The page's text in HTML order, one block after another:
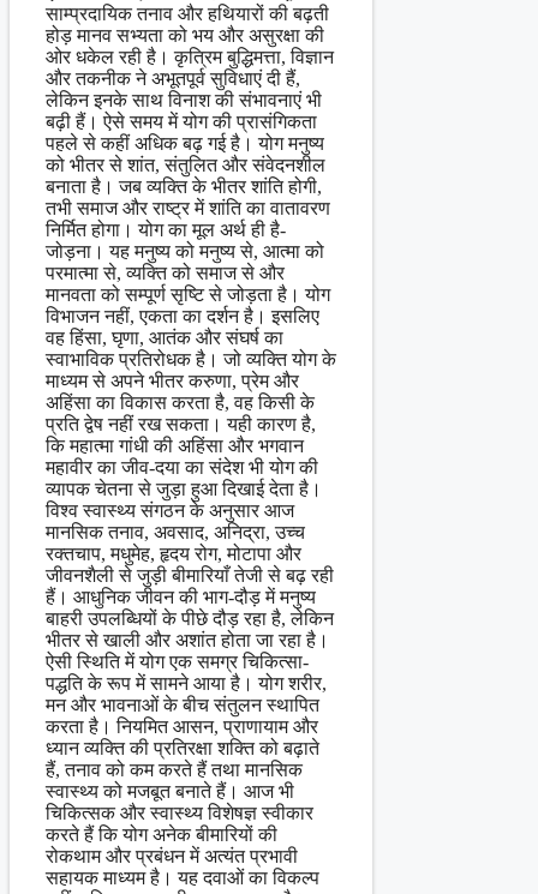
साम्प्रदायिक तनाव और हथियारों की बढ़ती
होड़ मानव सभ्यता को भय और असुरक्षा की
ओर धकेल रही है। कृत्रिम बुद्धिमत्ता, विज्ञान
और तकनीक ने अभूतपूर्व सुविधाएं दी हैं,
लेकिन इनके साथ विनाश की संभावनाएं भी
बढ़ी हैं। ऐसे समय में योग की प्रासंगिकता
पहले से कहीं अधिक बढ़ गई है। योग मनुष्य
को भीतर से शांत, संतुलित और संवेदनशील
बनाता है। जब व्यक्ति के भीतर शांति होगी,
तभी समाज और राष्ट्र में शांति का वातावरण
निर्मित होगा। योग का मूल अर्थ ही है-
जोड़ना। यह मनुष्य को मनुष्य से, आत्मा को
परमात्मा से, व्यक्ति को समाज से और
मानवता को सम्पूर्ण सृष्टि से जोड़ता है। योग
विभाजन नहीं, एकता का दर्शन है। इसलिए
वह हिंसा, घृणा, आतंक और संघर्ष का
स्वाभाविक प्रतिरोधक है। जो व्यक्ति योग के
माध्यम से अपने भीतर करुणा, प्रेम और
अहिंसा का विकास करता है, वह किसी के
प्रति द्वेष नहीं रख सकता। यही कारण है,
कि महात्मा गांधी की अहिंसा और भगवान
महावीर का जीव-दया का संदेश भी योग की
व्यापक चेतना से जुड़ा हुआ दिखाई देता है।
विश्व स्वास्थ्य संगठन के अनुसार आज
मानसिक तनाव, अवसाद, अनिद्रा, उच्च
रक्तचाप, मधुमेह, हृदय रोग, मोटापा और
जीवनशैली से जुड़ी बीमारियाँ तेजी से बढ़ रही
हैं। आधुनिक जीवन की भाग-दौड़ में मनुष्य
बाहरी उपलब्धियों के पीछे दौड़ रहा है, लेकिन
भीतर से खाली और अशांत होता जा रहा है।
ऐसी स्थिति में योग एक समग्र चिकित्सा-
पद्धति के रूप में सामने आया है। योग शरीर,
मन और भावनाओं के बीच संतुलन स्थापित
करता है। नियमित आसन, प्राणायाम और
ध्यान व्यक्ति की प्रतिरक्षा शक्ति को बढ़ाते
हैं, तनाव को कम करते हैं तथा मानसिक
स्वास्थ्य को मजबूत बनाते हैं। आज भी
चिकित्सक और स्वास्थ्य विशेषज्ञ स्वीकार
करते हैं कि योग अनेक बीमारियों की
रोकथाम और प्रबंधन में अत्यंत प्रभावी
सहायक माध्यम है। यह दवाओं का विकल्प